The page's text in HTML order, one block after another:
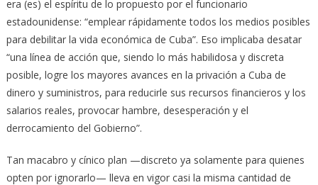
era (es) el espíritu de lo propuesto por el funcionario
estadounidense: “emplear rápidamente todos los medios posibles
para debilitar la vida económica de Cuba”. Eso implicaba desatar
“una línea de acción que, siendo lo más habilidosa y discreta
posible, logre los mayores avances en la privación a Cuba de
dinero y suministros, para reducirle sus recursos financieros y los
salarios reales, provocar hambre, desesperación y el
derrocamiento del Gobierno”.
Tan macabro y cínico plan —discreto ya solamente para quienes
opten por ignorarlo— lleva en vigor casi la misma cantidad de